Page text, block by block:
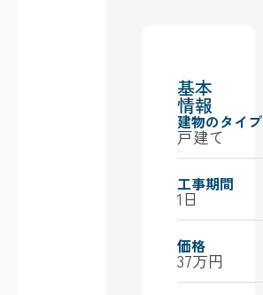
基本
情報
建物のタイプ
戸建て
工事期間
1日
価格
37万円